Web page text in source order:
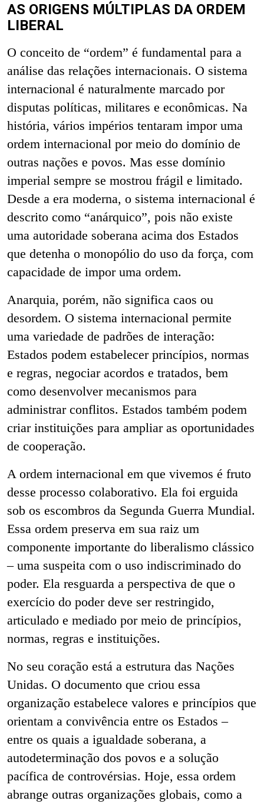
AS ORIGENS MÚLTIPLAS DA ORDEM
LIBERAL
O conceito de “ordem” é fundamental para a
análise das relações internacionais. O sistema
internacional é naturalmente marcado por
disputas políticas, militares e econômicas. Na
história, vários impérios tentaram impor uma
ordem internacional por meio do domínio de
outras nações e povos. Mas esse domínio
imperial sempre se mostrou frágil e limitado.
Desde a era moderna, o sistema internacional é
descrito como “anárquico”, pois não existe
uma autoridade soberana acima dos Estados
que detenha o monopólio do uso da força, com
capacidade de impor uma ordem.
Anarquia, porém, não significa caos ou
desordem. O sistema internacional permite
uma variedade de padrões de interação:
Estados podem estabelecer princípios, normas
e regras, negociar acordos e tratados, bem
como desenvolver mecanismos para
administrar conflitos. Estados também podem
criar instituições para ampliar as oportunidades
de cooperação.
A ordem internacional em que vivemos é fruto
desse processo colaborativo. Ela foi erguida
sob os escombros da Segunda Guerra Mundial.
Essa ordem preserva em sua raiz um
componente importante do liberalismo clássico
– uma suspeita com o uso indiscriminado do
poder. Ela resguarda a perspectiva de que o
exercício do poder deve ser restringido,
articulado e mediado por meio de princípios,
normas, regras e instituições.
No seu coração está a estrutura das Nações
Unidas. O documento que criou essa
organização estabelece valores e princípios que
orientam a convivência entre os Estados –
entre os quais a igualdade soberana, a
autodeterminação dos povos e a solução
pacífica de controvérsias. Hoje, essa ordem
abrange outras organizações globais, como a